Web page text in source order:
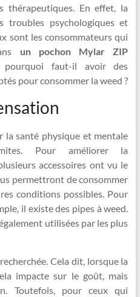
thérapeutiques. En effet, la
troubles psychologiques et
sont les consommateurs qui
un pochon Mylar ZIP
faut-il avoir des
pour consommer la weed ?
la santé physique et mentale
Pour améliorer la
accessoires ont vu le
permettront de consommer
conditions possibles. Pour
il existe des pipes à weed.
utilisées par les plus
Cela dit, lorsque la
impacte sur le goût, mais
Toutefois, pour ceux qui